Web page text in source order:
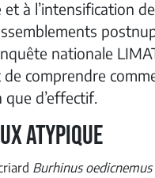
à l’intensification
nationale
comprendre
d’effectif.
atypique
Burhinus oedicnemus